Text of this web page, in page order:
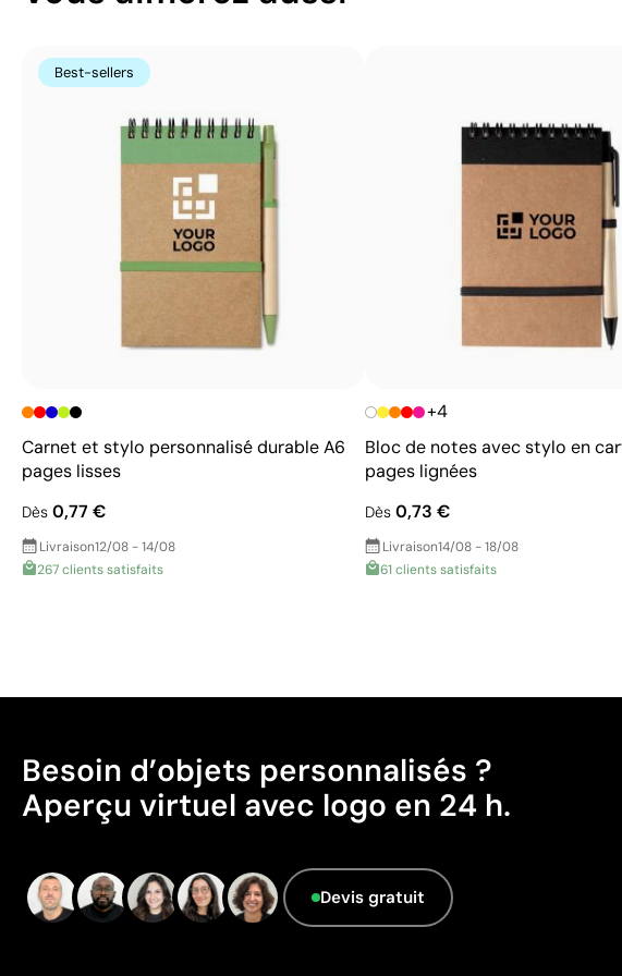
Permet
Bonne
Prix
Best-sellers
Carnet et stylo personnalisé durable A6
pages lisses
Dès 0,77 €
Livraison12/08 - 14/08
267 clients satisfaits
+4
Bloc de notes avec stylo en
pages lignées
Dès0,73 €
Livraison14/08 - 18/08
61 clients satisfaits
Besoin d’objets personnalisés ?
Aperçu virtuel avec logo en 24 h.
Devis gratuit